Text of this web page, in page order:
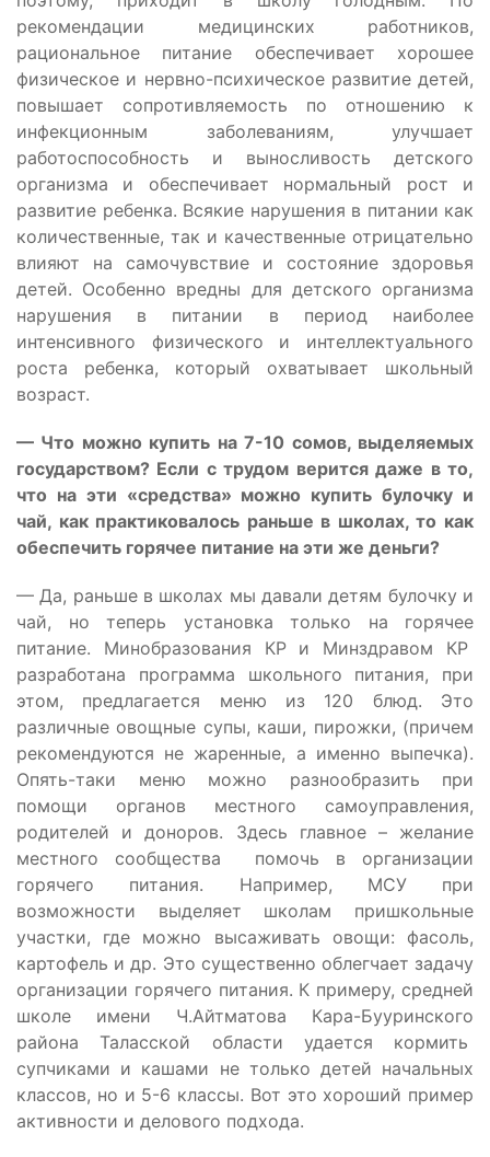
рекомендации медицинских работников,
рациональное питание обеспечивает хорошее
физическое и нервно-психическое развитие детей,
повышает сопротивляемость по отношению к
инфекционным заболеваниям, улучшает
работоспособность и выносливость детского
организма и обеспечивает нормальный рост и
развитие ребенка. Всякие нарушения в питании как
количественные, так и качественные отрицательно
влияют на самочувствие и состояние здоровья
детей. Особенно вредны для детского организма
нарушения в питании в период наиболее
интенсивного физического и интеллектуального
роста ребенка, который охватывает школьный
возраст.
— Что можно купить на 7-10 сомов, выделяемых
государством? Если с трудом верится даже в то,
что на эти «средства» можно купить булочку и
чай, как практиковалось раньше в школах, то как
обеспечить горячее питание на эти же деньги?
— Да, раньше в школах мы давали детям булочку и
чай, но теперь установка только на горячее
питание. Минобразования КР и Минздравом КР
разработана программа школьного питания, при
этом, предлагается меню из 120 блюд. Это
различные овощные супы, каши, пирожки, (причем
рекомендуются не жаренные, а именно выпечка).
Опять-таки меню можно разнообразить при
помощи органов местного самоуправления,
родителей и доноров. Здесь главное – желание
местного сообщества помочь в организации
горячего питания. Например, МСУ при
возможности выделяет школам пришкольные
участки, где можно высаживать овощи: фасоль,
картофель и др. Это существенно облегчает задачу
организации горячего питания. К примеру, средней
школе имени Ч.Айтматова Кара-Бууринского
района Таласской области удается кормить
супчиками и кашами не только детей начальных
классов, но и 5-6 классы. Вот это хороший пример
активности и делового подхода.